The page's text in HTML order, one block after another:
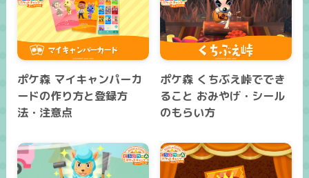
ポケ森 マイキャンパーカ
ードの作り方と登録方
法・注意点
ポケ森 くちぶえ峠ででき
ること おみやげ・シール
のもらい方